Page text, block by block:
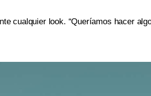
cualquier look. “Queríamos hacer